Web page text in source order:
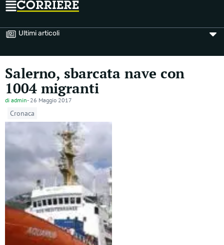
Ultimi articoli
Salerno, sbarcata nave con
1004 migranti
di admin- 26 Maggio 2017
Cronaca